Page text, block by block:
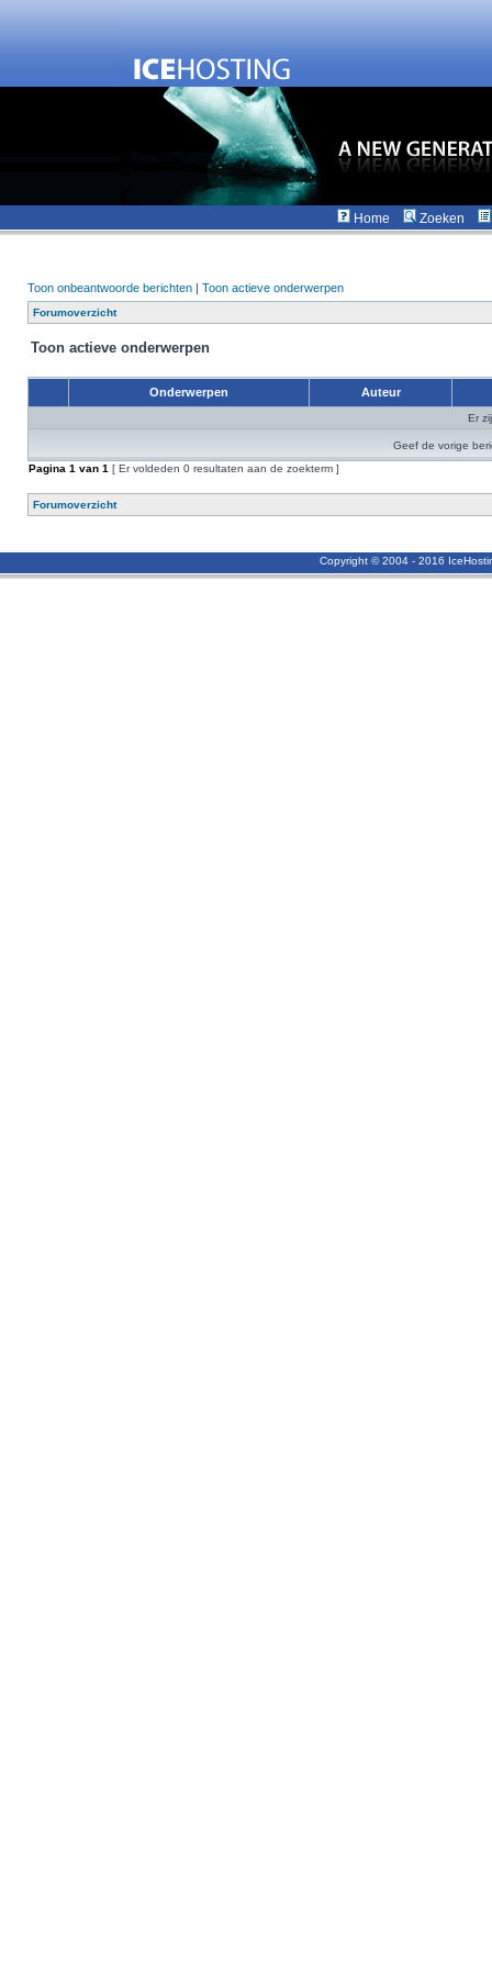
Home Zoeken
Toon onbeantwoorde berichten | Toon actieve onderwerpen
Forumoverzicht
Toon actieve onderwerpen
Onderwerpen Auteur
Er
Geef de vorige
Pagina 1 van 1 [ Er voldeden 0 resultaten aan de zoekterm ]
Forumoverzicht
Copyright © 2004 - 2016